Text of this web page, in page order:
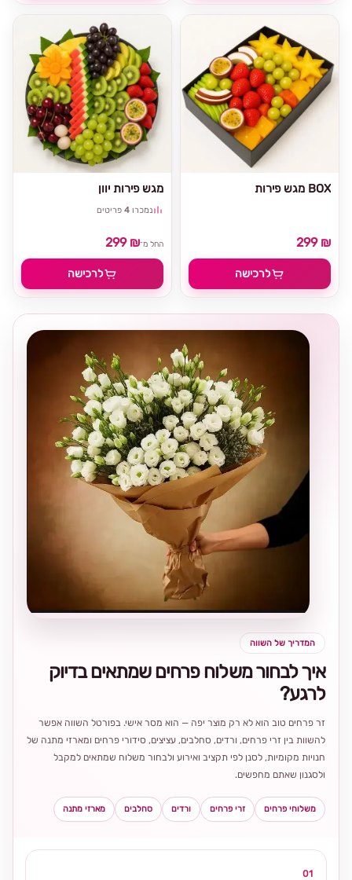
מגש פירות יוון
נמכרו 4 פריטים
החל מ־299 ₪
לרכישה
מגש פירות BOX
299 ₪
לרכישה
המדריך של השווה
איך לבחור משלוח פרחים שמתאים בדיוק
לרגע?
זר פרחים טוב הוא לא רק מוצר יפה — הוא מסר אישי. בפורטל השווה אפשר
להשוות בין זרי פרחים, ורדים, סחלבים, עציצים, סידורי פרחים ומארזי מתנה של
חנויות מקומיות, לסנן לפי תקציב ואירוע ולבחור משלוח שמתאים למקבל
ולסגנון שאתם מחפשים.
משלוחי פרחים זרי פרחים ורדים סחלבים מארזי מתנה
01